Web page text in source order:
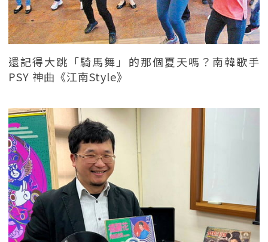
還記得大跳「騎馬舞」的那個夏天嗎？南韓歌手
PSY 神曲《江南Style》